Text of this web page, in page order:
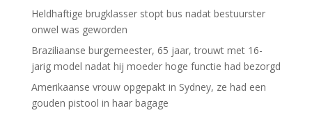
Heldhaftige brugklasser stopt bus nadat bestuurster
onwel was geworden
Braziliaanse burgemeester, 65 jaar, trouwt met 16-
jarig model nadat hij moeder hoge functie had bezorgd
Amerikaanse vrouw opgepakt in Sydney, ze had een
gouden pistool in haar bagage